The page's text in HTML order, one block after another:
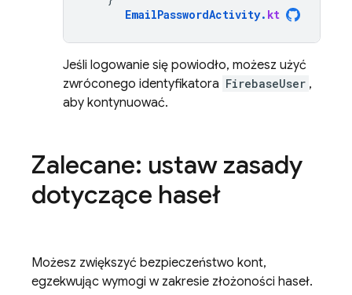
EmailPasswordActivity. kt
Jeśli logowanie się powiodło, możesz użyć
zwróconego identyfikatora FirebaseUser ,
aby kontynuować.
Zalecane: ustaw zasady
dotyczące haseł
Możesz zwiększyć bezpieczeństwo kont,
egzekwując wymogi w zakresie złożoności haseł.